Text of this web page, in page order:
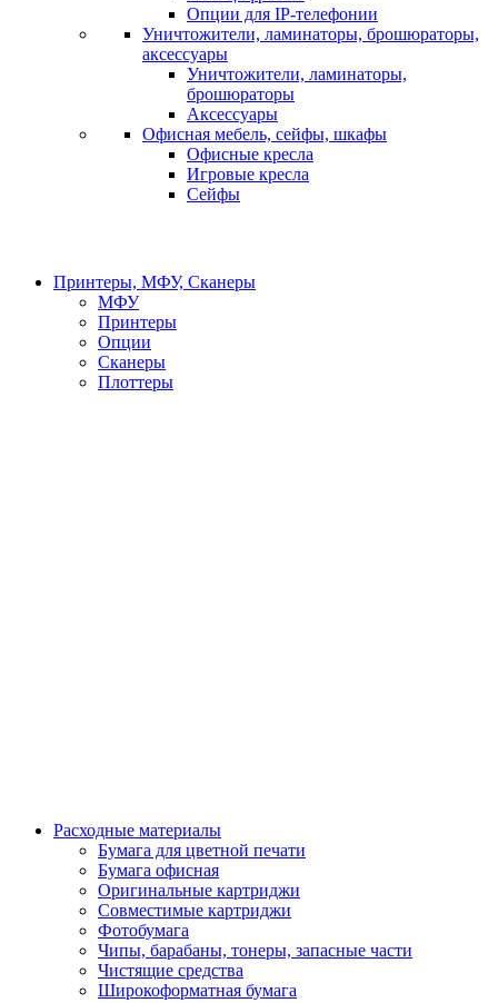
Опции для IP-телефонии
Уничтожители, ламинаторы, брошюраторы,
аксессуары
Уничтожители, ламинаторы,
брошюраторы
Аксессуары
Офисная мебель, сейфы, шкафы
Офисные кресла
Игровые кресла
Сейфы
Принтеры, МФУ, Сканеры
МФУ
Принтеры
Опции
Сканеры
Плоттеры
Расходные материалы
Бумага для цветной печати
Бумага офисная
Оригинальные картриджи
Совместимые картриджи
Фотобумага
Чипы, барабаны, тонеры, запасные части
Чистящие средства
Широкоформатная бумага